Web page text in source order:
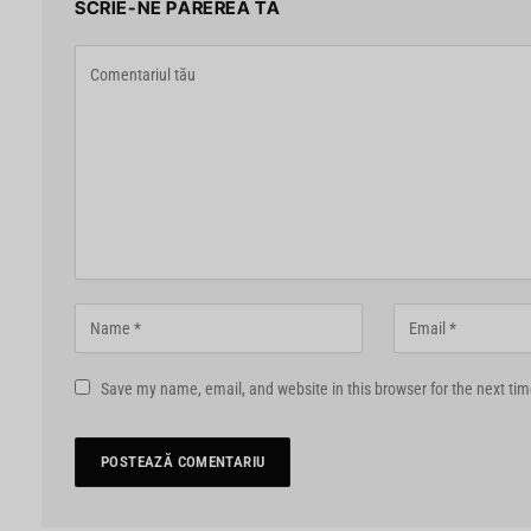
SCRIE-NE PĂREREA TA
Save my name, email, and website in this browser for the next